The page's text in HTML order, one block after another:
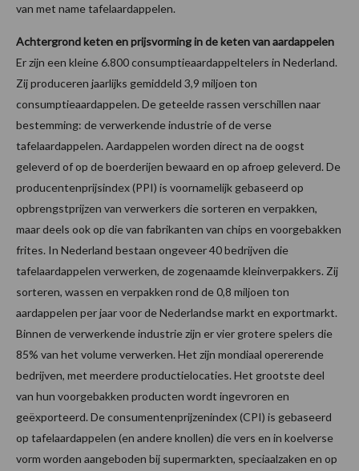
van met name tafelaardappelen.
Achtergrond keten en prijsvorming in de keten van aardappelen
Er zijn een kleine 6.800 consumptieaardappeltelers in Nederland.
Zij produceren jaarlijks gemiddeld 3,9 miljoen ton
consumptieaardappelen. De geteelde rassen verschillen naar
bestemming: de verwerkende industrie of de verse
tafelaardappelen. Aardappelen worden direct na de oogst
geleverd of op de boerderijen bewaard en op afroep geleverd. De
producentenprijsindex (PPI) is voornamelijk gebaseerd op
opbrengstprijzen van verwerkers die sorteren en verpakken,
maar deels ook op die van fabrikanten van chips en voorgebakken
frites. In Nederland bestaan ongeveer 40 bedrijven die
tafelaardappelen verwerken, de zogenaamde kleinverpakkers. Zij
sorteren, wassen en verpakken rond de 0,8 miljoen ton
aardappelen per jaar voor de Nederlandse markt en exportmarkt.
Binnen de verwerkende industrie zijn er vier grotere spelers die
85% van het volume verwerken. Het zijn mondiaal opererende
bedrijven, met meerdere productielocaties. Het grootste deel
van hun voorgebakken producten wordt ingevroren en
geëxporteerd. De consumentenprijzenindex (CPI) is gebaseerd
op tafelaardappelen (en andere knollen) die vers en in koelverse
vorm worden aangeboden bij supermarkten, speciaalzaken en op